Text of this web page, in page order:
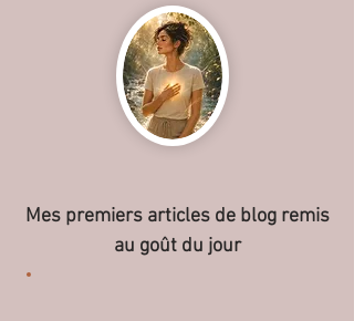
Mes premiers articles de blog remis
au goût du jour